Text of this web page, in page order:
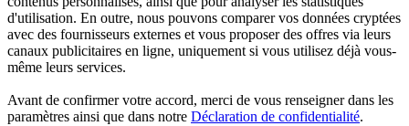
d'utilisation. En outre, nous pouvons comparer vos données cryptées
avec des fournisseurs externes et vous proposer des offres via leurs
canaux publicitaires en ligne, uniquement si vous utilisez déjà vous-
même leurs services.
Avant de confirmer votre accord, merci de vous renseigner dans les
paramètres ainsi que dans notre Déclaration de confidentialité.